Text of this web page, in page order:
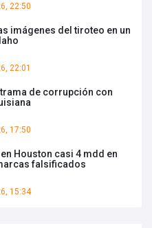
22:50
imágenes del tiroteo en un
22:01
trama de corrupción con
17:50
Houston casi 4 mdd en
falsificados
15:34